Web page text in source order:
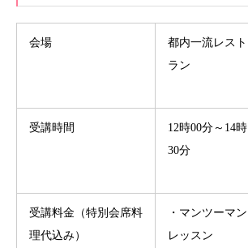
会場
都内一流レスト
ラン
受講時間
12時00分～14時
30分
受講料金（特別会席料
理代込み）
・マンツーマン
レッスン